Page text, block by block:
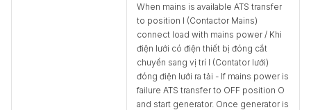
When mains is available ATS transfer
to position I (Contactor Mains)
connect load with mains power / Khi
điện lưới có điện thiết bị đóng cắt
chuyển sang vị trí I (Contator lưới)
đóng điện lưới ra tải - If mains power is
failure ATS transfer to OFF position O
and start generator. Once generator is